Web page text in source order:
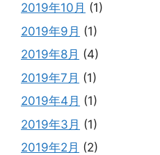
2019年10月 (1)
2019年9月 (1)
2019年8月 (4)
2019年7月 (1)
2019年4月 (1)
2019年3月 (1)
2019年2月 (2)